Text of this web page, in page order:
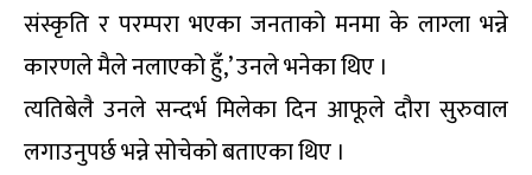
संस्कृति र परम्परा भएका जनताको मनमा के लाग्ला भन्ने
कारणले मैले नलाएको हुँ,’ उनले भनेका थिए ।
त्यतिबेलै उनले सन्दर्भ मिलेका दिन आफूले दौरा सुरुवाल
लगाउनुपर्छ भन्ने सोचेको बताएका थिए ।